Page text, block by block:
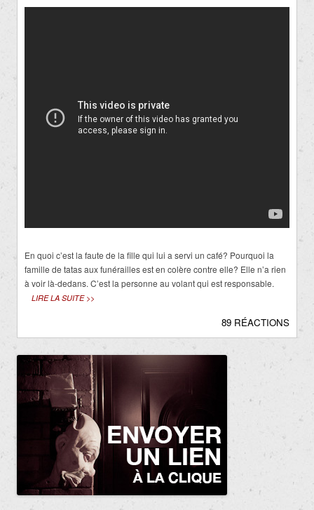
En quoi c’est la faute de la fille qui lui a servi un café? Pourquoi la
famille de tatas aux funérailles est en colère contre elle? Elle n’a rien
à voir là-dedans. C’est la personne au volant qui est responsable.
LIRE LA SUITE >>
89 RÉACTIONS